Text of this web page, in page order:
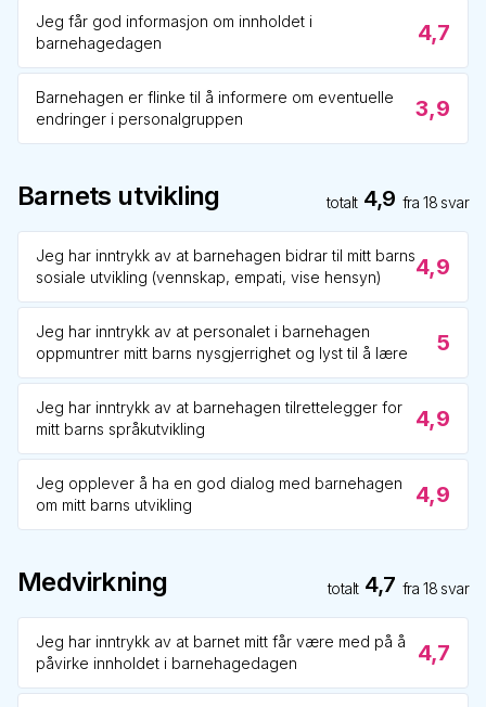
Jeg får god informasjon om innholdet i
barnehagedagen
4,7
Barnehagen er flinke til å informere om eventuelle
endringer i personalgruppen
3,9
Barnets utvikling totalt 4,9 fra18 svar
Jeg har inntrykk av at barnehagen bidrar til mitt barns
sosiale utvikling (vennskap, empati, vise hensyn)
4,9
Jeg har inntrykk av at personalet i barnehagen
oppmuntrer mitt barns nysgjerrighet og lyst til å lære
5
Jeg har inntrykk av at barnehagen tilrettelegger for
mitt barns språkutvikling
4,9
Jeg opplever å ha en god dialog med barnehagen
om mitt barns utvikling
4,9
Medvirkning totalt 4,7 fra18 svar
Jeg har inntrykk av at barnet mitt får være med på å
påvirke innholdet i barnehagedagen
4,7